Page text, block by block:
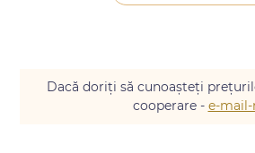
Dacă doriți să cunoașteți
cooperare - e-mail-